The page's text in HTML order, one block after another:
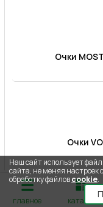
главное каталог
Очки
Очки
Наш сайт использует
сайта, не меняя настроек
обработку файловcookie.